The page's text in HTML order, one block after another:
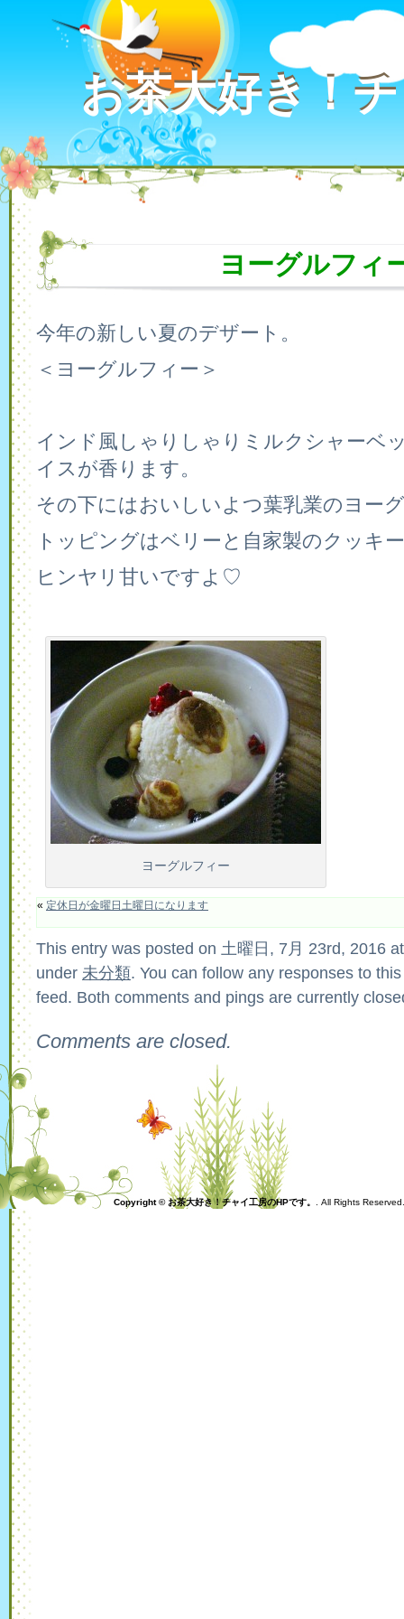
お茶大好き！
お茶大好き！
ヨーグルフィ
今年の新しい夏のデザート。
＜ヨーグルフィー＞
インド風しゃりしゃりミルクシャーベ
イスが香ります。
その下にはおいしいよつ葉乳業のヨー
トッピングはベリーと自家製のクッキ
ヒンヤリ甘いですよ♡
ヨーグルフィー
« 定休日が金曜日土曜日になります
This entry was posted on 土曜日, 7月 23rd, 2016
under 未分類. You can follow any responses to
feed. Both comments and pings are currently
Comments are closed.
Copyright © お茶大好き！チャイ工房のHPです。 . All Rights